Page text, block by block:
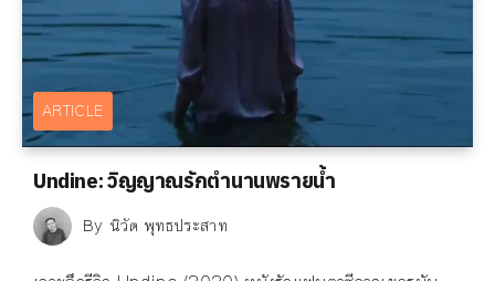
ARTICLE
Undine: วิญญาณรักตำนานพรายน้ำ
By นิวัต พุทธประสาท